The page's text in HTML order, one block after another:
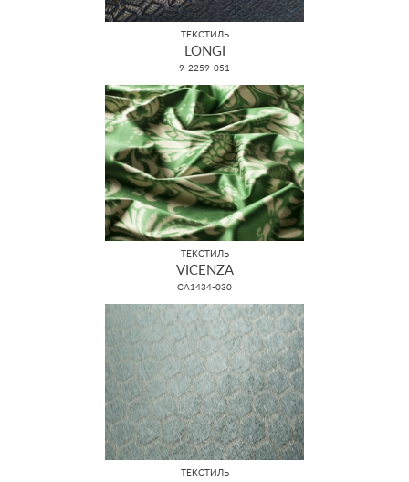
ТЕКСТИЛЬ
LONGI
9-2259-051
ТЕКСТИЛЬ
VICENZA
CA1434-030
ТЕКСТИЛЬ